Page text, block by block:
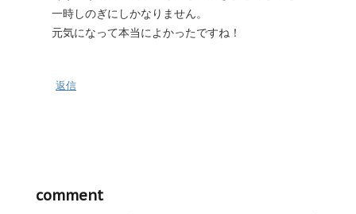
一時しのぎにしかなりません。
元気になって本当によかったですね！
返信
comment